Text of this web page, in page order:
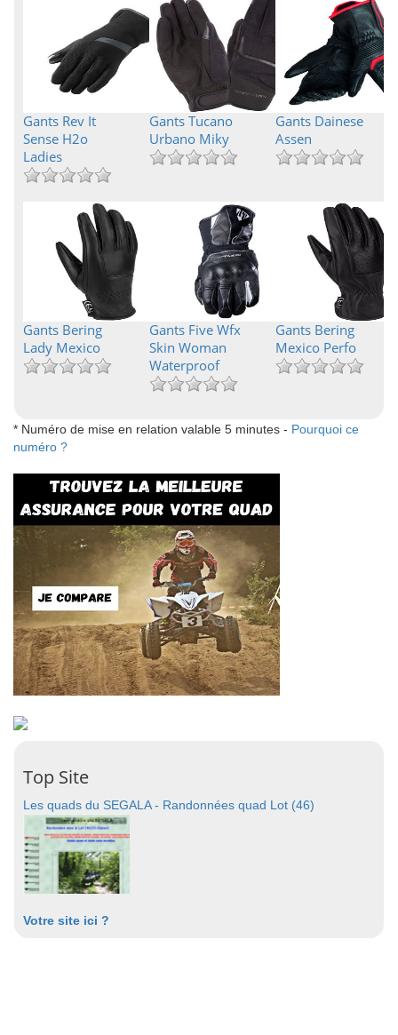
Gants Rev It
Sense H2o
Ladies
Gants Tucano
Urbano Miky
Gants Dainese
Assen
Gants Bering
Lady Mexico
Gants Five Wfx
Skin Woman
Waterproof
Gants Bering
Mexico Perfo
* Numéro de mise en relation valable 5 minutes - Pourquoi ce
numéro ?
Top Site
Les quads du SEGALA - Randonnées quad Lot (46)
Votre site ici ?